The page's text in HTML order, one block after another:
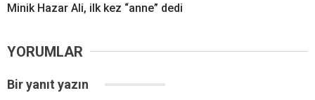
Minik Hazar Ali, ilk kez “anne” dedi
YORUMLAR
Bir yanıt yazın